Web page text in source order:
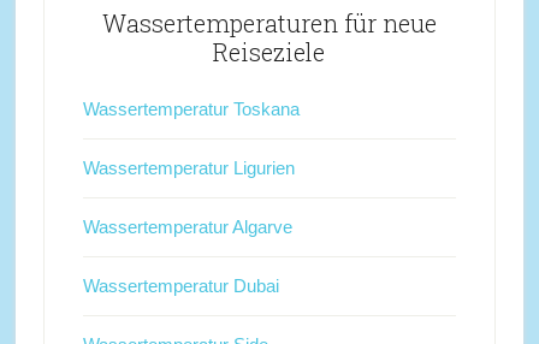
Wassertemperaturen für neue
Reiseziele
Wassertemperatur Toskana
Wassertemperatur Ligurien
Wassertemperatur Algarve
Wassertemperatur Dubai